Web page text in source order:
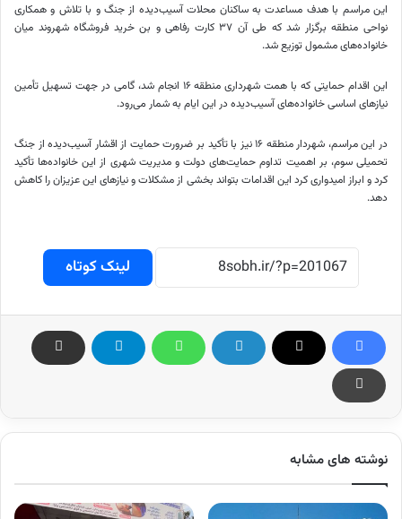
این مراسم با هدف مساعدت به ساکنان محلات آسیب‌دیده از جنگ و با تلاش و همکاری
نواحی منطقه برگزار شد که طی آن ۳۷ کارت رفاهی و بن خرید فروشگاه شهروند میان
خانواده‌های مشمول توزیع شد.
این اقدام حمایتی که با همت شهرداری منطقه ۱۶ انجام شد، گامی در جهت تسهیل تأمین
نیازهای اساسی خانواده‌های آسیب‌دیده در این ایام به شمار می‌رود.
در این مراسم، شهردار منطقه ۱۶ نیز با تأکید بر ضرورت حمایت از اقشار آسیب‌دیده از جنگ
تحمیلی سوم، بر اهمیت تداوم حمایت‌های دولت و مدیریت شهری از این خانواده‌ها تأکید
کرد و ابراز امیدواری کرد این اقدامات بتواند بخشی از مشکلات و نیازهای این عزیزان را کاهش
دهد.
لینک کوتاه
نوشته های مشابه